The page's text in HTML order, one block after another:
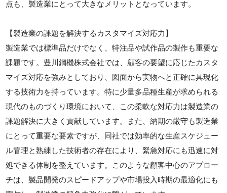
点も、製造業にとって大きなメリットとなっています。
【製造業の課題を解決するカスタマイズ対応力】
製造業では標準品だけでなく、特注品や試作品の製作も重要な
課題です。豊川鋼機株式会社では、顧客の要望に応じたカスタ
マイズ対応を強みとしており、図面から実物へと正確に具現化
する技術力を持っています。特に少量多品種生産が求められる
現代のものづくり環境において、この柔軟な対応力は製造業の
課題解決に大きく貢献しています。また、納期の厳守も製造業
にとって重要な要素ですが、同社では効率的な生産スケジュー
ル管理と熟練した技術者の存在により、緊急対応にも迅速に対
処できる体制を整えています。このような顧客中心のアプロー
チは、製品開発のスピードアップや市場投入時期の最適化にも